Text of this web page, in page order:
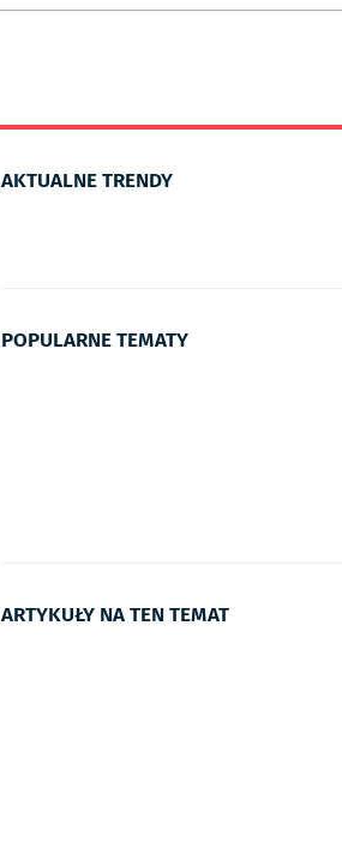
AKTUALNE TRENDY
POPULARNE TEMATY
ARTYKUŁY NA TEN TEMAT